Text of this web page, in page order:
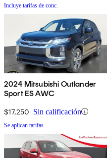
Incluye tarifas de conc.
2024 Mitsubishi Outlander
Sport ES AWC
$17,250 Sin calificación
Se aplican tarifas